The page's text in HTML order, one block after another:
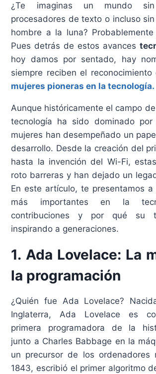
¿Te imaginas un mundo
procesadores de texto o incluso
hombre a la luna?
Pues detrás de estos avances
hoy damos por sentado, hay
siempre reciben el reconocimiento
mujeres pioneras en la tecnología.
Aunque históricamente el campo
tecnología ha sido dominado por
mujeres han desempeñado un
desarrollo. Desde la creación del
hasta la invención del Wi-Fi,
roto barreras y han dejado un
En este artículo, te presentamos a
más importantes en la
contribuciones y por qué su
inspirando a generaciones.
1. Ada Lovelace: La
la programación
¿Quién fue Ada Lovelace?
Inglaterra, Ada Lovelace es
primera programadora de la
junto a Charles Babbage en la
un precursor de los ordenadores
1843, escribió el primer algoritmo